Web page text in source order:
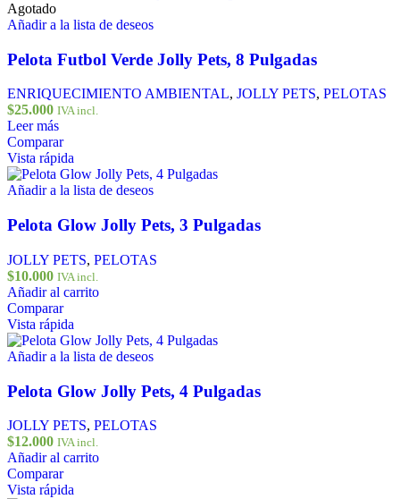
Agotado
Añadir a la lista de deseos
Pelota Futbol Verde Jolly Pets, 8 Pulgadas
ENRIQUECIMIENTO AMBIENTAL, JOLLY PETS, PELOTAS
$25.000 IVA incl.
Leer más
Comparar
Vista rápida
Añadir a la lista de deseos
Pelota Glow Jolly Pets, 3 Pulgadas
JOLLY PETS, PELOTAS
$10.000 IVA incl.
Añadir al carrito
Comparar
Vista rápida
Añadir a la lista de deseos
Pelota Glow Jolly Pets, 4 Pulgadas
JOLLY PETS, PELOTAS
$12.000 IVA incl.
Añadir al carrito
Comparar
Vista rápida